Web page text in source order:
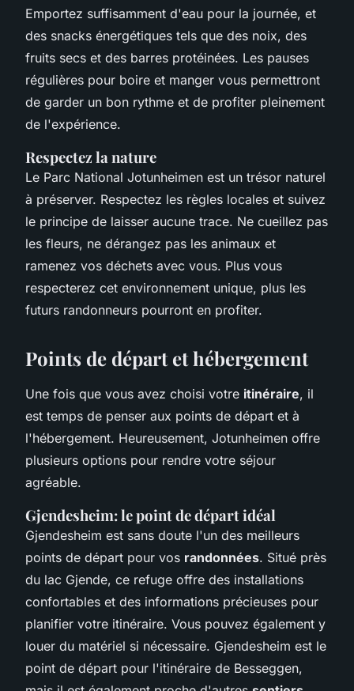
Emportez suffisamment d'eau pour la journée, et
des snacks énergétiques tels que des noix, des
fruits secs et des barres protéinées. Les pauses
régulières pour boire et manger vous permettront
de garder un bon rythme et de profiter pleinement
de l'expérience.
Respectez la nature
Le Parc National Jotunheimen est un trésor naturel
à préserver. Respectez les règles locales et suivez
le principe de laisser aucune trace. Ne cueillez pas
les fleurs, ne dérangez pas les animaux et
ramenez vos déchets avec vous. Plus vous
respecterez cet environnement unique, plus les
futurs randonneurs pourront en profiter.
Points de départ et hébergement
Une fois que vous avez choisi votre itinéraire, il
est temps de penser aux points de départ et à
l'hébergement. Heureusement, Jotunheimen offre
plusieurs options pour rendre votre séjour
agréable.
Gjendesheim: le point de départ idéal
Gjendesheim est sans doute l'un des meilleurs
points de départ pour vos randonnées. Situé près
du lac Gjende, ce refuge offre des installations
confortables et des informations précieuses pour
planifier votre itinéraire. Vous pouvez également y
louer du matériel si nécessaire. Gjendesheim est le
point de départ pour l'itinéraire de Besseggen,